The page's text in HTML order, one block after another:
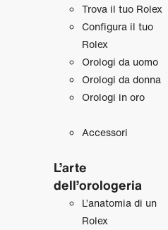
Trova il tuo Rolex
Configura il tuo
Rolex
Orologi da uomo
Orologi da donna
Orologi in oro
Accessori
L’arte
dell’orologeria
L’anatomia di un
Rolex